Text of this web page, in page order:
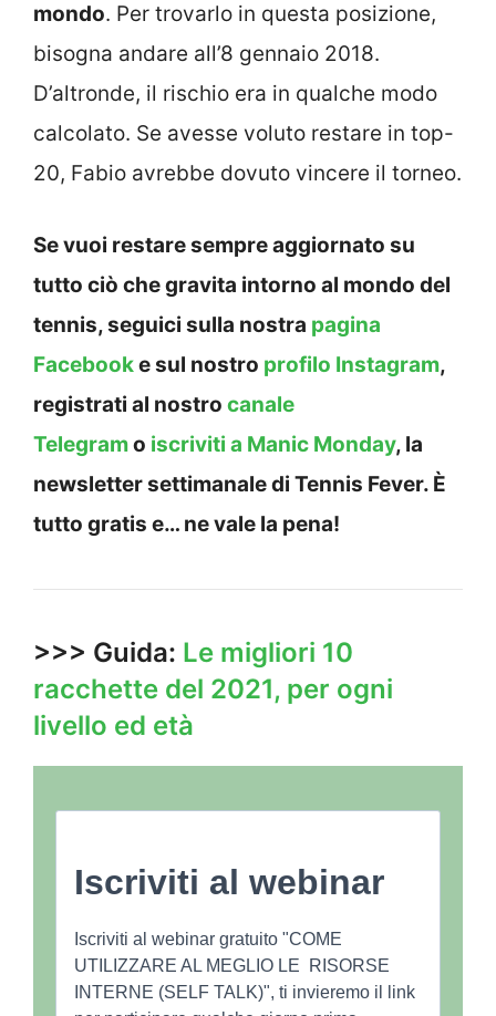
mondo. Per trovarlo in questa posizione,
bisogna andare all’8 gennaio 2018.
D’altronde, il rischio era in qualche modo
calcolato. Se avesse voluto restare in top-
20, Fabio avrebbe dovuto vincere il torneo.
Se vuoi restare sempre aggiornato su
tutto ciò che gravita intorno al mondo del
tennis, seguici sulla nostra pagina
Facebooke sul nostro profilo Instagram,
registrati al nostro canale
Telegramo iscriviti a Manic Monday, la
newsletter settimanale di Tennis Fever. È
tutto gratis e… ne vale la pena!
>>> Guida: Le migliori 10
racchette del 2021, per ogni
livello ed età